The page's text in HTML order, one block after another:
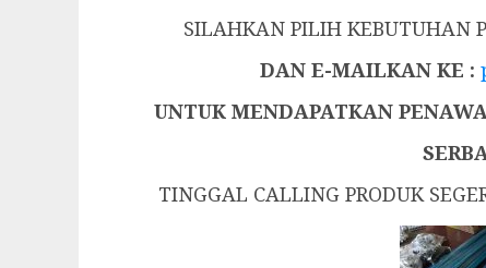
SILAHKAN PILIH KEBUTUHAN
DAN E-MAILKAN KE :
UNTUK MENDAPATKAN
TINGGAL CALLING PRODUK